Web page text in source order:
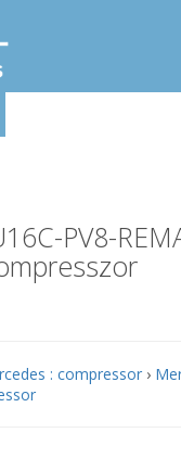
PV8-
: compressor ›